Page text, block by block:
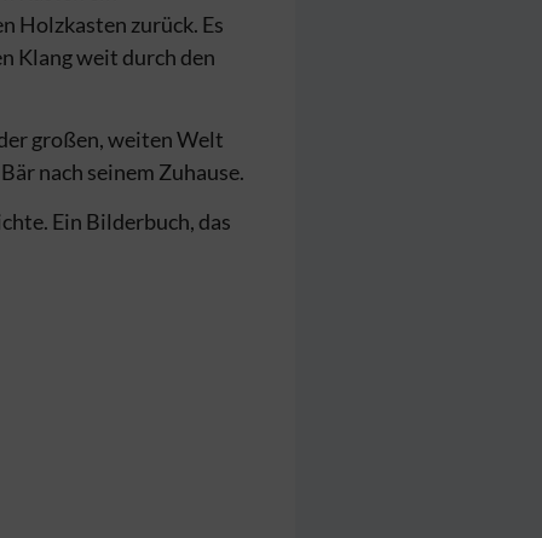
Holzkasten zurück. Es
Klang weit durch den
großen, weiten Welt
nach seinem Zuhause.
Ein Bilderbuch, das